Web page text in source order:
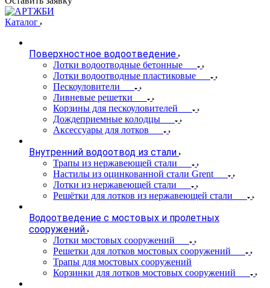
Каталог
Поверхностное водоотведение
Лотки водоотводные бетонные
Лотки водоотводные пластиковые
Пескоуловители
Ливневые решетки
Корзины для пескоуловителей
Дождеприемные колодцы
Аксессуары для лотков
Внутренний водоотвод из стали
Трапы из нержавеющей стали
Настилы из оцинкованной стали Grent
Лотки из нержавеющей стали
Решётки для лотков из нержавеющей стали
Водоотведение с мостовых и пролетных
сооружений
Лотки мостовых сооружений
Решетки для лотков мостовых сооружений
Трапы для мостовых сооружений
Корзинки для лотков мостовых сооружений